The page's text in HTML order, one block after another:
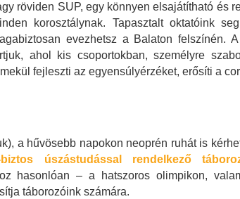
röviden SUP, egy könnyen elsajátítható és
korosztálynak. Tapasztalt oktatóink
evezhetsz a Balaton felszínén.
ahol kis csoportokban, személyre
fejleszti az egyensúlyérzéket, erősíti a
a hűvösebb napokon neoprén ruhát is
úszástudással rendelkező
hasonlóan – a hatszoros olimpikon,
táborozóink számára.